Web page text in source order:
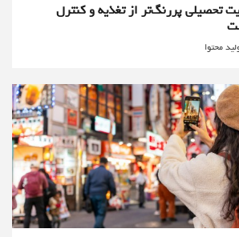
تحصیلی پررنگ‌تر از تغذیه و کنترل
محتوا